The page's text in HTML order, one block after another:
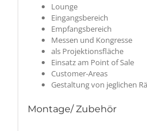
Lounge
Eingangsbereich
Empfangsbereich
Messen und Kongresse
als Projektionsfläche
Einsatz am Point of Sale
Customer-Areas
Gestaltung von jeglichen
Montage/ Zubehör